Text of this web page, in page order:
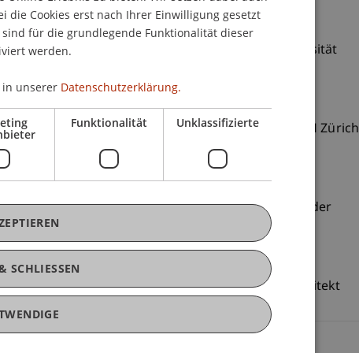
7.04.2022 - 06.05.2022
in den Gängen der Universität
Eine Ausstellung der
Materialbibliothek der ETH Zürich
Eröffnung und Vortrag
Udo Thönnissen, Kurator der
27. April 2022 18.00 Uhr
Hermann Kaufmann, Architekt
ENGLISH
die Cookies erst nach Ihrer Einwilligung gesetzt
für die grundlegende Funktionalität dieser
werden.
in unserer Datenschutzerklärung.
Funktionalität Unklassifizierte
SCHLIESSEN